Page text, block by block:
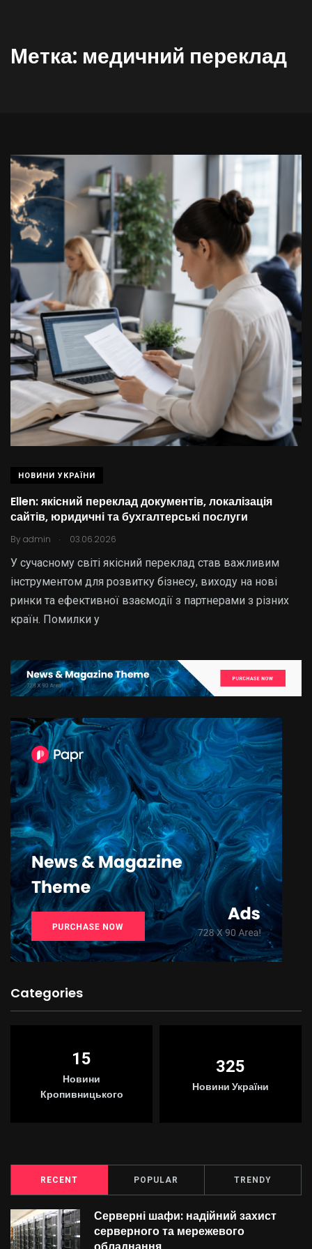
Метка: медичний переклад
НОВИНИ УКРАЇНИ
Ellen: якісний переклад документів, локалізація
сайтів, юридичні та бухгалтерські послуги
By admin . 03.06.2026
У сучасному світі якісний переклад став важливим
інструментом для розвитку бізнесу, виходу на нові
ринки та ефективної взаємодії з партнерами з різних
країн. Помилки у
Categories
15
Новини
Кропивницького
325
Новини України
RECENT POPULAR TRENDY
Серверні шафи: надійний захист
серверного та мережевого